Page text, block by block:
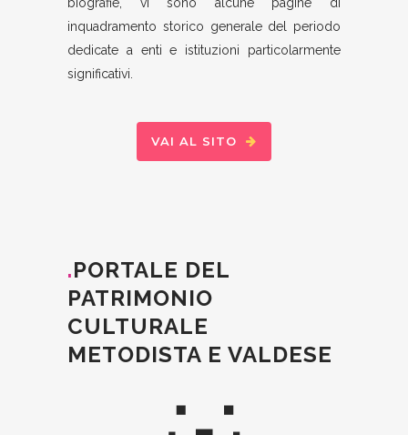
inquadramento storico generale del periodo
dedicate a enti e istituzioni particolarmente
significativi.
VAI AL SITO
.PORTALE DEL
PATRIMONIO
CULTURALE
METODISTA E VALDESE